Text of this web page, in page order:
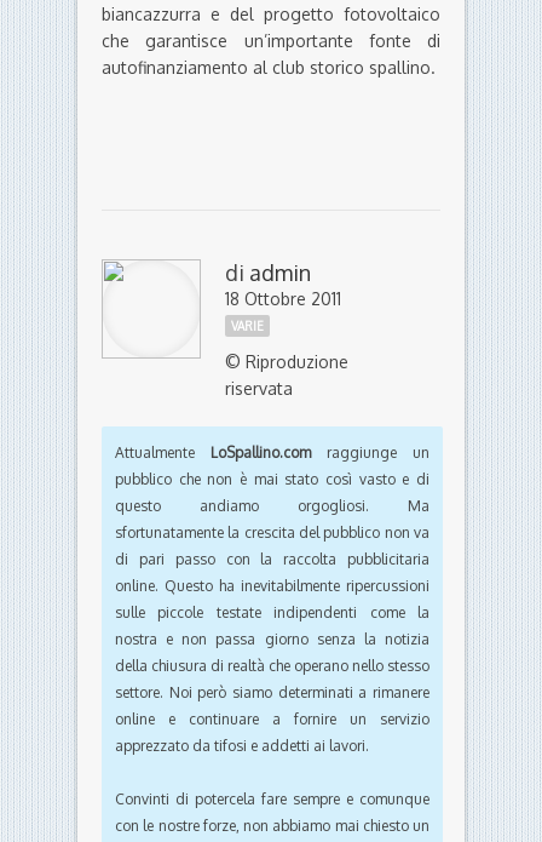
biancazzurra e del progetto fotovoltaico
che garantisce un’importante fonte di
autofinanziamento al club storico spallino.
di admin
18 Ottobre 2011
VARIE
© Riproduzione
riservata
Attualmente LoSpallino.comraggiunge un
pubblico che non è mai stato così vasto e di
questo andiamo orgogliosi. Ma
sfortunatamente la crescita del pubblico non va
di pari passo con la raccolta pubblicitaria
online. Questo ha inevitabilmente ripercussioni
sulle piccole testate indipendenti come la
nostra e non passa giorno senza la notizia
della chiusura di realtà che operano nello stesso
settore. Noi però siamo determinati a rimanere
online e continuare a fornire un servizio
apprezzato da tifosi e addetti ai lavori.
Convinti di potercela fare sempre e comunque
con le nostre forze, non abbiamo mai chiesto un